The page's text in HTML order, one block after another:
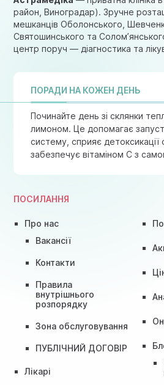
ПОСИЛАННЯ
Про нас
Вакансії
Контакти
Правила
внутрішнього
розпорядку
Зона обслуговування
ПУБЛІЧНИЙ ДОГОВІР
Лікарі
район, Виноградар). Зручне
мешканців Оболонського,
Святошинського та
центр поруч — діагностика та
ПОРАДИ НА КОЖЕН ДЕНЬ
Починайте день зі склянки
лимоном. Це допомагає
систему, сприяє детоксикації
забезпечує вітаміном C з